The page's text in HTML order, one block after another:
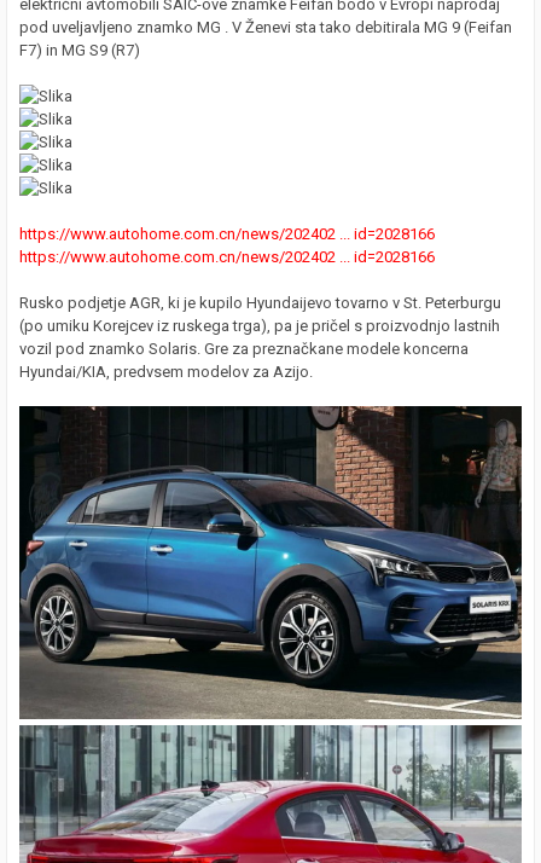
električni avtomobili SAIC-ove znamke Feifan bodo v Evropi naprodaj
pod uveljavljeno znamko MG . V Ženevi sta tako debitirala MG 9 (Feifan
F7) in MG S9 (R7)
https://www.autohome.com.cn/news/202402 ... id=2028166
https://www.autohome.com.cn/news/202402 ... id=2028166
Rusko podjetje AGR, ki je kupilo Hyundaijevo tovarno v St. Peterburgu
(po umiku Korejcev iz ruskega trga), pa je pričel s proizvodnjo lastnih
vozil pod znamko Solaris. Gre za preznačkane modele koncerna
Hyundai/KIA, predvsem modelov za Azijo.